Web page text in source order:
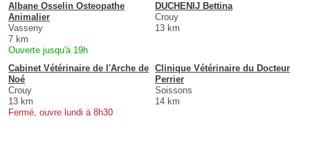
Albane Osselin Osteopathe
Animalier
Vasseny
7 km
Ouverte jusqu'à 19h
DUCHENIJ Bettina
Crouy
13 km
Cabinet Vétérinaire de l'Arche de
Noé
Crouy
13 km
Fermé, ouvre lundi à 8h30
Clinique Vétérinaire du Docteur
Perrier
Soissons
14 km